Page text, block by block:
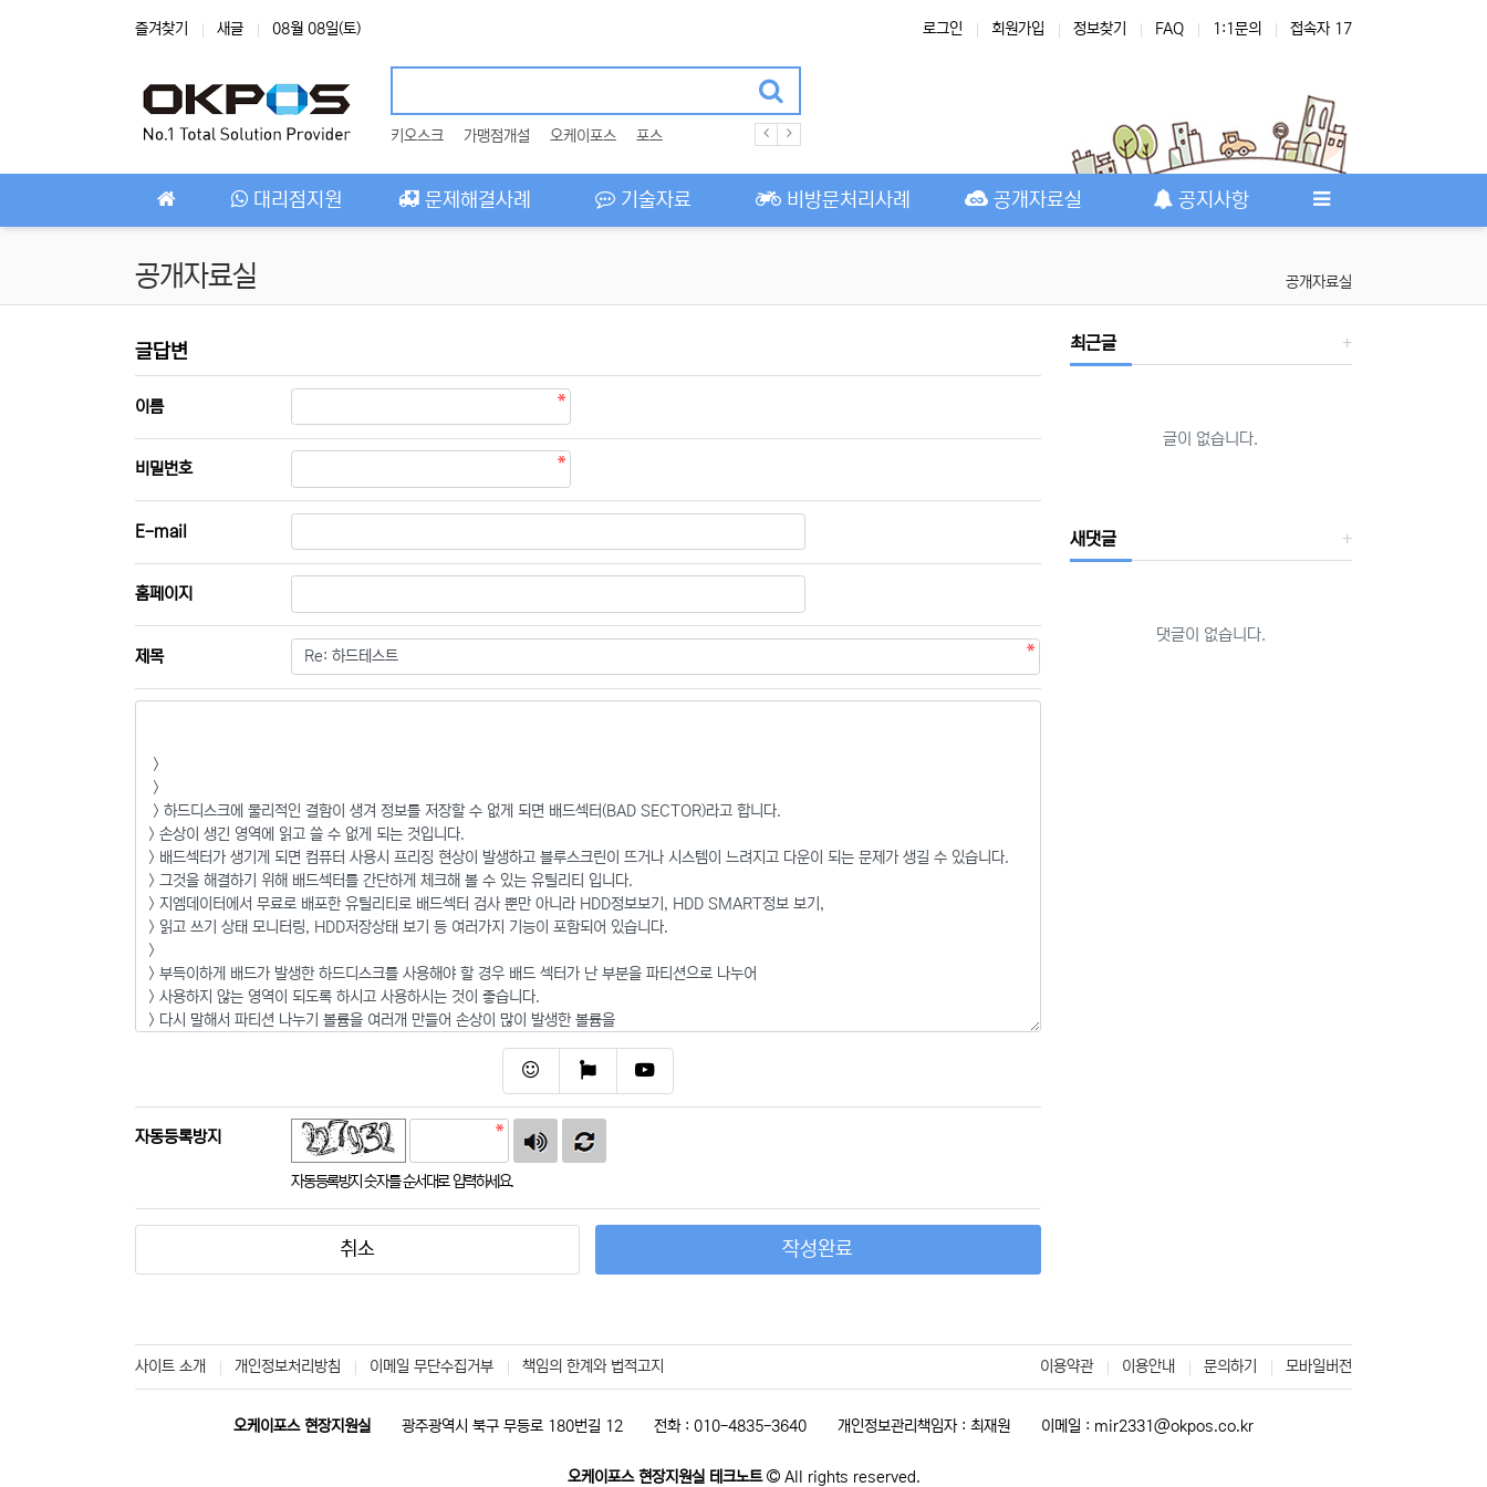
즐겨찾기 새글 08월 08일(토) 로그인 회원가입 정보찾기 FAQ 1:1문의 접속자 17
키오스크 가맹점개설 오케이포스 포스
대리점지원 문제해결사례 기술자료 비방문처리사례 공개자료실 공지사항
공개자료실 공개자료실
공개자료실 글답변
글답변
이름필수
비밀번호필수
E-mail
홈페이지
제목필수
이모티콘폰트어썸동영상
자동등록방지
자동등록방지 숫자를 순서대로 입력하세요.
작성완료
취소
최근글
글이 없습니다.
새댓글
댓글이 없습니다.
사이트 소개 개인정보처리방침 이메일 무단수집거부 책임의 한계와 법적고지 이용약관 이용안내 문의하기 모바일버전
오케이포스 현장지원실 광주광역시 북구 무등로 180번길 12 전화 : 010-4835-3640 개인정보관리책임자 : 최재원 이메일 : mir2331@okpos.co.kr
오케이포스 현장지원실 테크노트 All rights reserved.